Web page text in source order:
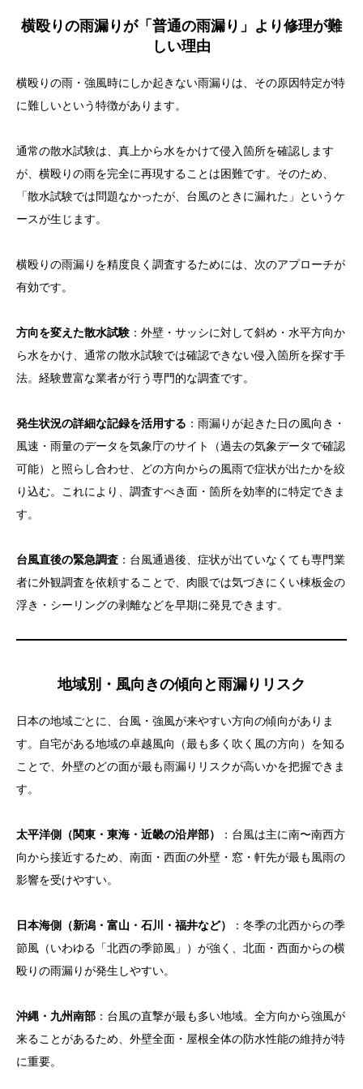
横殴りの雨漏りが「普通の雨漏り」より修理が難
しい理由
横殴りの雨・強風時にしか起きない雨漏りは、その原因特定が特
に難しいという特徴があります。
通常の散水試験は、真上から水をかけて侵入箇所を確認します
が、横殴りの雨を完全に再現することは困難です。そのため、
「散水試験では問題なかったが、台風のときに漏れた」というケ
ースが生じます。
横殴りの雨漏りを精度良く調査するためには、次のアプローチが
有効です。
方向を変えた散水試験 ：外壁・サッシに対して斜め・水平方向か
ら水をかけ、通常の散水試験では確認できない侵入箇所を探す手
法。経験豊富な業者が行う専門的な調査です。
発生状況の詳細な記録を活用する ：雨漏りが起きた日の風向き・
風速・雨量のデータを気象庁のサイト（過去の気象データで確認
可能）と照らし合わせ、どの方向からの風雨で症状が出たかを絞
り込む。これにより、調査すべき面・箇所を効率的に特定できま
す。
台風直後の緊急調査 ：台風通過後、症状が出ていなくても専門業
者に外観調査を依頼することで、肉眼では気づきにくい棟板金の
浮き・シーリングの剥離などを早期に発見できます。
地域別・風向きの傾向と雨漏りリスク
日本の地域ごとに、台風・強風が来やすい方向の傾向がありま
す。自宅がある地域の卓越風向（最も多く吹く風の方向）を知る
ことで、外壁のどの面が最も雨漏りリスクが高いかを把握できま
す。
太平洋側（関東・東海・近畿の沿岸部）
：台風は主に南〜南西方
向から接近するため、南面・西面の外壁・窓・軒先が最も風雨の
影響を受けやすい。
日本海側（新潟・富山・石川・福井など）
：冬季の北西からの季
節風（いわゆる「北西の季節風」）が強く、北面・西面からの横
殴りの雨漏りが発生しやすい。
沖縄・九州南部 ：台風の直撃が最も多い地域。全方向から強風が
来ることがあるため、外壁全面・屋根全体の防水性能の維持が特
に重要。